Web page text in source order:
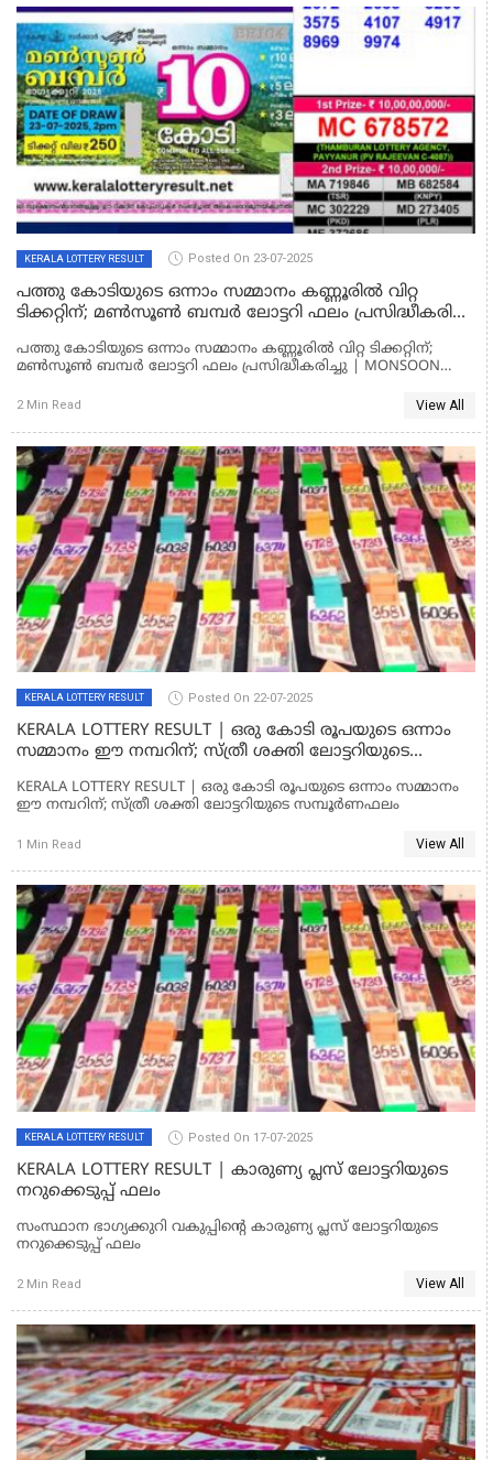
KERALA LOTTERY RESULT Posted On 23-07-2025
പത്തു കോടിയുടെ ഒന്നാം സമ്മാനം കണ്ണൂരിൽ വിറ്റ
ടിക്കറ്റിന്; മൺസൂൺ ബമ്പർ ലോട്ടറി ഫലം പ്രസിദ്ധീകരിച്ചു
പത്തു കോടിയുടെ ഒന്നാം സമ്മാനം കണ്ണൂരിൽ വിറ്റ ടിക്കറ്റിന്;
മൺസൂൺ ബമ്പർ ലോട്ടറി ഫലം പ്രസിദ്ധീകരിച്ചു | MONSOON
2 Min Read View All
KERALA LOTTERY RESULT Posted On 22-07-2025
KERALA LOTTERY RESULT | ഒരു കോടി രൂപയുടെ ഒന്നാം
സമ്മാനം ഈ നമ്പറിന്; സ്ത്രീ ശക്തി ലോട്ടറിയുടെ
KERALA LOTTERY RESULT | ഒരു കോടി രൂപയുടെ ഒന്നാം സമ്മാനം
ഈ നമ്പറിന്; സ്ത്രീ ശക്തി ലോട്ടറിയുടെ സമ്പൂര്‍ണഫലം
1 Min Read View All
KERALA LOTTERY RESULT Posted On 17-07-2025
KERALA LOTTERY RESULT | കാരുണ്യ പ്ലസ് ലോട്ടറിയുടെ
നറുക്കെടുപ്പ് ഫലം
സംസ്ഥാന ഭാഗ്യക്കുറി വകുപ്പിന്റെ കാരുണ്യ പ്ലസ് ലോട്ടറിയുടെ
നറുക്കെടുപ്പ് ഫലം
2 Min Read View All